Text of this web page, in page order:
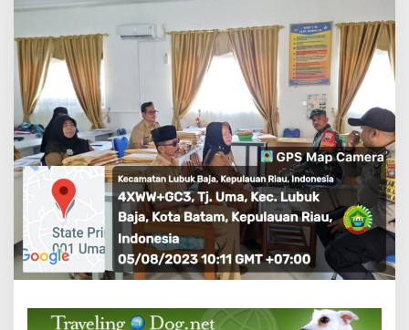
T
e
r
l
a
k
s
a
n
a
d
e
n
g
a
n
a